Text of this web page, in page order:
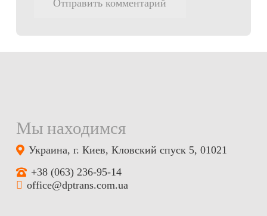
Отправить комментарий
Мы находимся
Украина, г. Киев, Кловский спуск 5, 01021
+38 (063) 236-95-14
office@dptrans.com.ua